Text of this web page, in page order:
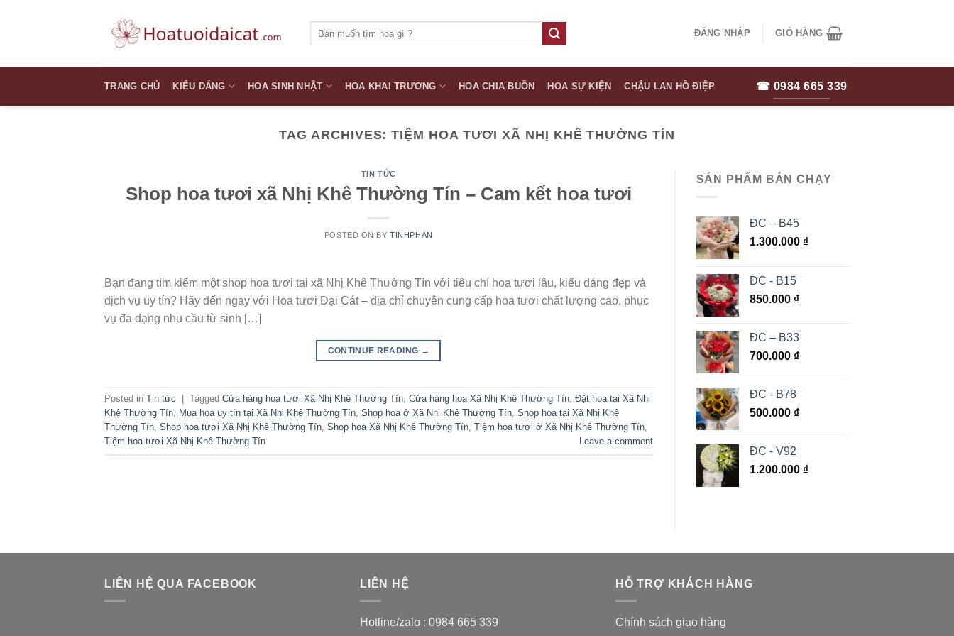
kiếm:
ĐĂNG NHẬP GIỎ HÀNG
TRANG CHỦ KIỂU DÁNG HOA SINH NHẬT HOA KHAI TRƯƠNG HOA CHIA BUỒN HOA SỰ KIỆN CHẬU LAN HỒ ĐIỆP ☎ 0984 665 339
TAG ARCHIVES:TIỆM HOA TƯƠI XÃ NHỊ KHÊ THƯỜNG TÍN
TIN TỨC
Shop hoa tươi xã Nhị Khê Thường Tín – Cam kết hoa tươi
POSTED ON BYTINHPHAN
Bạn đang tìm kiếm một shop hoa tươi tại xã Nhị Khê Thường Tín với tiêu chí hoa tươi lâu, kiểu dáng đẹp và
dịch vụ uy tín? Hãy đến ngay với Hoa tươi Đại Cát – địa chỉ chuyên cung cấp hoa tươi chất lượng cao, phục
vụ đa dạng nhu cầu từ sinh […]
CONTINUE READING →
Posted in Tin tức Tagged Cửa hàng hoa tươi Xã Nhị Khê Thường Tín, Cửa hàng hoa Xã Nhị Khê Thường Tín, Đặt hoa tại Xã Nhị
Khê Thường Tín, Mua hoa uy tín tại Xã Nhị Khê Thường Tín, Shop hoa ở Xã Nhị Khê Thường Tín, Shop hoa tại Xã Nhị Khê
Thường Tín, Shop hoa tươi Xã Nhị Khê Thường Tín, Shop hoa Xã Nhị Khê Thường Tín, Tiệm hoa tươi ở Xã Nhị Khê Thường Tín,
Tiệm hoa tươi Xã Nhị Khê Thường Tín
Leave a comment
SẢN PHẨM BÁN CHẠY
ĐC – B45
1.300.000 ₫
ĐC - B15
850.000 ₫
ĐC – B33
700.000 ₫
ĐC - B78
500.000 ₫
ĐC - V92
1.200.000 ₫
LIÊN HỆ QUA FACEBOOK LIÊN HỆ
Hotline/zalo : 0984 665 339
HỖ TRỢ KHÁCH HÀNG
Chính sách giao hàng